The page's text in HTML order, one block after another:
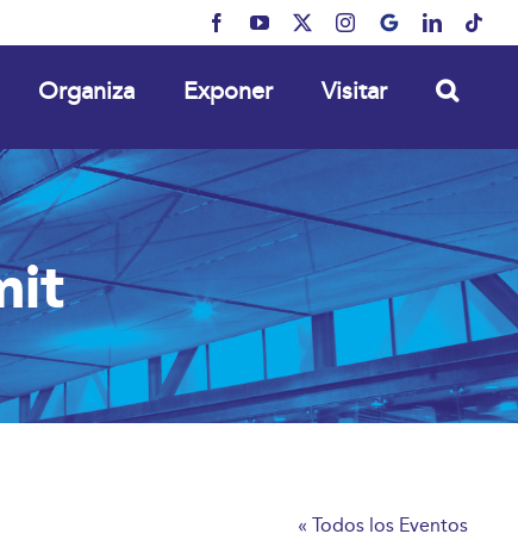
FacebookYouTube Instagram
MyBusinessLinkedIn
Organiza Exponer Visitar
« Todos los Eventos